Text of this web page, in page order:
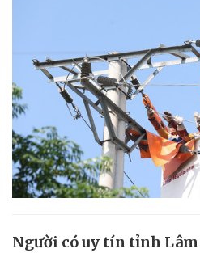
Người có uy tín tỉnh